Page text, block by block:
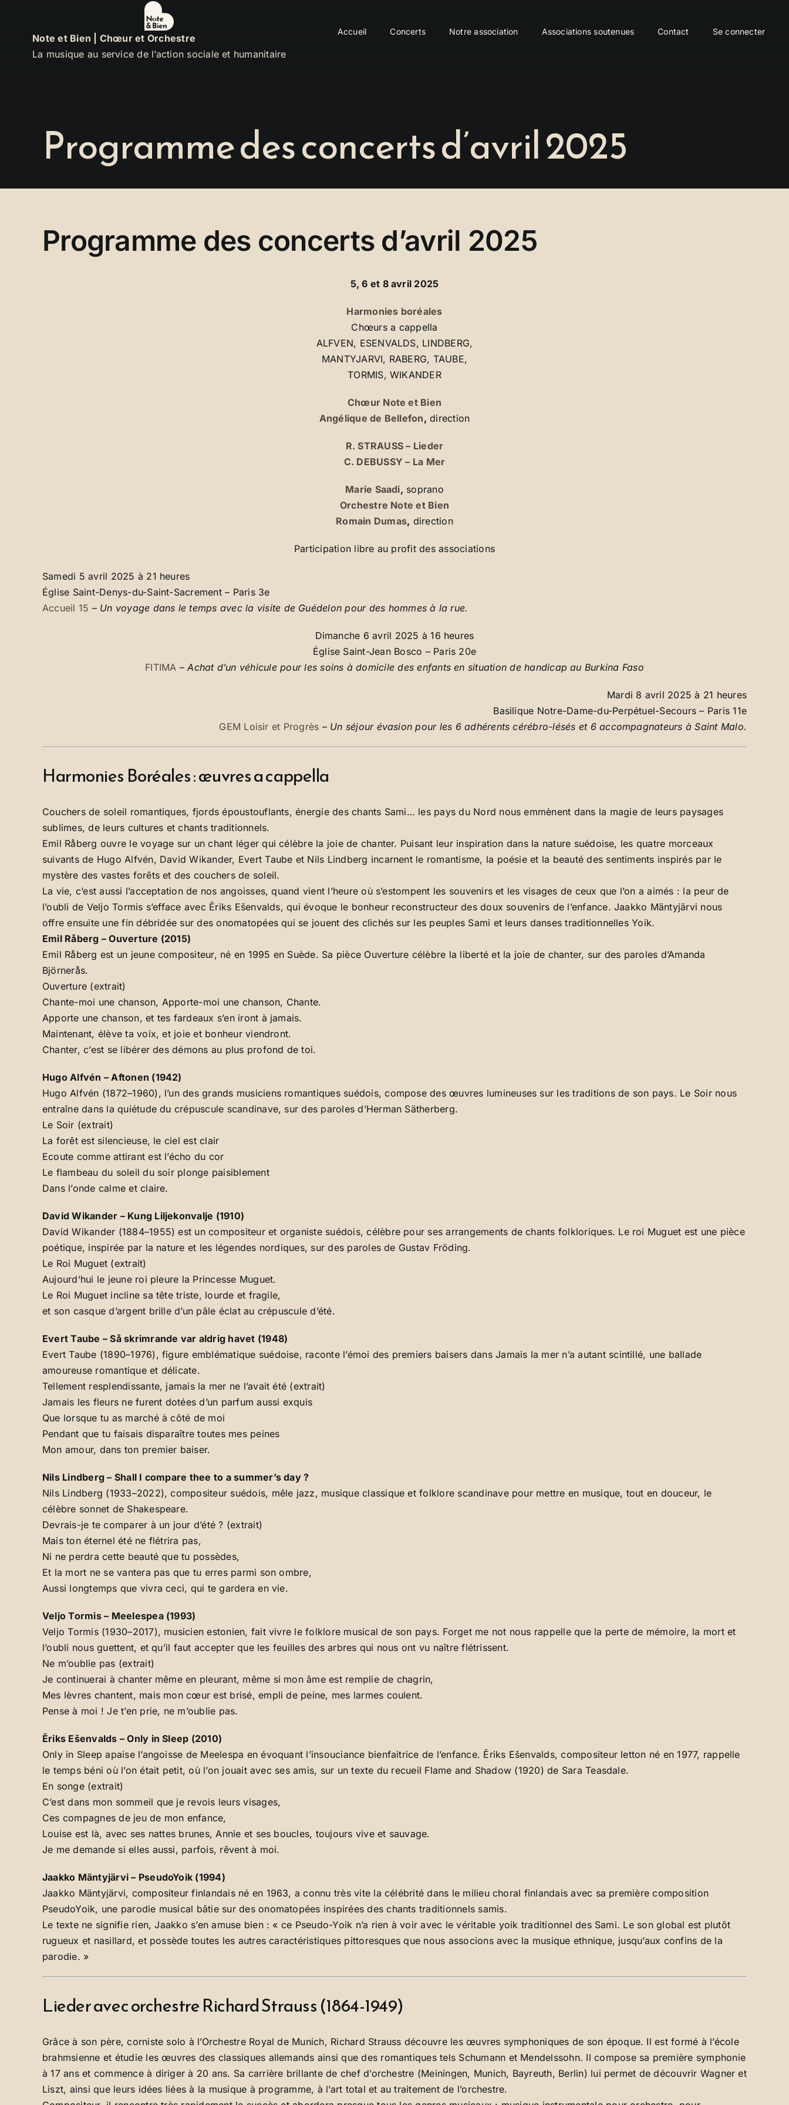
contenuNote et Bien | Chœur et Orchestre
La musique au service de l’action sociale et humanitaire
Accueil Concerts Notre association Associations soutenues Contact Se connecter
Programme des concerts d’avril 2025
Programme des concerts d’avril 2025
5, 6 et 8 avril 2025
Harmonies boréales
Chœurs a cappella
ALFVEN, ESENVALDS, LINDBERG,
MANTYJARVI, RABERG, TAUBE,
TORMIS, WIKANDER
Chœur Note et Bien
Angélique de Bellefon, direction
R. STRAUSS – Lieder
C. DEBUSSY – La Mer
Marie Saadi, soprano
Orchestre Note et Bien
Romain Dumas, direction
Participation libre au profit des associations
Samedi 5 avril 2025 à 21 heures
Église Saint-Denys-du-Saint-Sacrement – Paris 3e
Accueil 15 – Un voyage dans le temps avec la visite de Guédelon pour des hommes à la rue.
Dimanche 6 avril 2025 à 16 heures
Église Saint-Jean Bosco – Paris 20e
FITIMA –Achat d’un véhicule pour les soins à domicile des enfants en situation de handicap au Burkina Faso
Mardi 8 avril 2025 à 21 heures
Basilique Notre-Dame-du-Perpétuel-Secours – Paris 11e
GEM Loisir et Progrès – Un séjour évasion pour les 6 adhérents cérébro-lésés et 6 accompagnateurs à Saint Malo.
Harmonies Boréales : œuvres a cappella
Couchers de soleil romantiques, fjords époustouflants, énergie des chants Sami… les pays du Nord nous emmènent dans la magie de leurs paysages
sublimes, de leurs cultures et chants traditionnels.
Emil Råberg ouvre le voyage sur un chant léger qui célèbre la joie de chanter. Puisant leur inspiration dans la nature suédoise, les quatre morceaux
suivants de Hugo Alfvén, David Wikander, Evert Taube et Nils Lindberg incarnent le romantisme, la poésie et la beauté des sentiments inspirés par le
mystère des vastes forêts et des couchers de soleil.
La vie, c’est aussi l’acceptation de nos angoisses, quand vient l’heure où s’estompent les souvenirs et les visages de ceux que l’on a aimés : la peur de
l’oubli de Veljo Tormis s’efface avec Ēriks Ešenvalds, qui évoque le bonheur reconstructeur des doux souvenirs de l’enfance. Jaakko Mäntyjärvi nous
offre ensuite une fin débridée sur des onomatopées qui se jouent des clichés sur les peuples Sami et leurs danses traditionnelles Yoik.
Emil Råberg – Ouverture (2015)
Emil Råberg est un jeune compositeur, né en 1995 en Suède. Sa pièce Ouverture célèbre la liberté et la joie de chanter, sur des paroles d’Amanda
Björnerås.
Ouverture (extrait)
Chante-moi une chanson, Apporte-moi une chanson, Chante.
Apporte une chanson, et tes fardeaux s’en iront à jamais.
Maintenant, élève ta voix, et joie et bonheur viendront.
Chanter, c’est se libérer des démons au plus profond de toi.
Hugo Alfvén – Aftonen (1942)
Hugo Alfvén (1872–1960), l’un des grands musiciens romantiques suédois, compose des œuvres lumineuses sur les traditions de son pays. Le Soir nous
entraîne dans la quiétude du crépuscule scandinave, sur des paroles d’Herman Sätherberg.
Le Soir (extrait)
La forêt est silencieuse, le ciel est clair
Ecoute comme attirant est l’écho du cor
Le flambeau du soleil du soir plonge paisiblement
Dans l’onde calme et claire.
David Wikander – Kung Liljekonvalje (1910)
David Wikander (1884–1955) est un compositeur et organiste suédois, célèbre pour ses arrangements de chants folkloriques. Le roi Muguet est une pièce
poétique, inspirée par la nature et les légendes nordiques, sur des paroles de Gustav Fröding.
Le Roi Muguet (extrait)
Aujourd’hui le jeune roi pleure la Princesse Muguet.
Le Roi Muguet incline sa tête triste, lourde et fragile,
et son casque d’argent brille d’un pâle éclat au crépuscule d’été.
Evert Taube – Så skrimrande var aldrig havet (1948)
Evert Taube (1890–1976), figure emblématique suédoise, raconte l’émoi des premiers baisers dans Jamais la mer n’a autant scintillé, une ballade
amoureuse romantique et délicate.
Tellement resplendissante, jamais la mer ne l’avait été (extrait)
Jamais les fleurs ne furent dotées d’un parfum aussi exquis
Que lorsque tu as marché à côté de moi
Pendant que tu faisais disparaître toutes mes peines
Mon amour, dans ton premier baiser.
Nils Lindberg – Shall I compare thee to a summer’s day ?
Nils Lindberg (1933–2022), compositeur suédois, mêle jazz, musique classique et folklore scandinave pour mettre en musique, tout en douceur, le
célèbre sonnet de Shakespeare.
Devrais-je te comparer à un jour d’été ? (extrait)
Mais ton éternel été ne flétrira pas,
Ni ne perdra cette beauté que tu possèdes,
Et la mort ne se vantera pas que tu erres parmi son ombre,
Aussi longtemps que vivra ceci, qui te gardera en vie.
Veljo Tormis – Meelespea (1993)
Veljo Tormis (1930–2017), musicien estonien, fait vivre le folklore musical de son pays. Forget me not nous rappelle que la perte de mémoire, la mort et
l’oubli nous guettent, et qu’il faut accepter que les feuilles des arbres qui nous ont vu naître flétrissent.
Ne m’oublie pas (extrait)
Je continuerai à chanter même en pleurant, même si mon âme est remplie de chagrin,
Mes lèvres chantent, mais mon cœur est brisé, empli de peine, mes larmes coulent.
Pense à moi ! Je t’en prie, ne m’oublie pas.
Ēriks Ešenvalds – Only in Sleep (2010)
Only in Sleep apaise l’angoisse de Meelespa en évoquant l’insouciance bienfaitrice de l’enfance. Ēriks Ešenvalds, compositeur letton né en 1977, rappelle
le temps béni où l’on était petit, où l’on jouait avec ses amis, sur un texte du recueil Flame and Shadow (1920) de Sara Teasdale.
En songe (extrait)
C’est dans mon sommeil que je revois leurs visages,
Ces compagnes de jeu de mon enfance,
Louise est là, avec ses nattes brunes, Annie et ses boucles, toujours vive et sauvage.
Je me demande si elles aussi, parfois, rêvent à moi.
Jaakko Mäntyjärvi – PseudoYoik (1994)
Jaakko Mäntyjärvi, compositeur finlandais né en 1963, a connu très vite la célébrité dans le milieu choral finlandais avec sa première composition
PseudoYoik, une parodie musical bâtie sur des onomatopées inspirées des chants traditionnels samis.
Le texte ne signifie rien, Jaakko s’en amuse bien : « ce Pseudo-Yoik n’a rien à voir avec le véritable yoik traditionnel des Sami. Le son global est plutôt
rugueux et nasillard, et possède toutes les autres caractéristiques pittoresques que nous associons avec la musique ethnique, jusqu’aux confins de la
parodie. »
Lieder avec orchestre Richard Strauss (1864-1949)
Grâce à son père, corniste solo à l’Orchestre Royal de Munich, Richard Strauss découvre les œuvres symphoniques de son époque. Il est formé à l’école
brahmsienne et étudie les œuvres des classiques allemands ainsi que des romantiques tels Schumann et Mendelssohn. Il compose sa première symphonie
à 17 ans et commence à diriger à 20 ans. Sa carrière brillante de chef d’orchestre (Meiningen, Munich, Bayreuth, Berlin) lui permet de découvrir Wagner et
Liszt, ainsi que leurs idées liées à la musique à programme, à l’art total et au traitement de l’orchestre.